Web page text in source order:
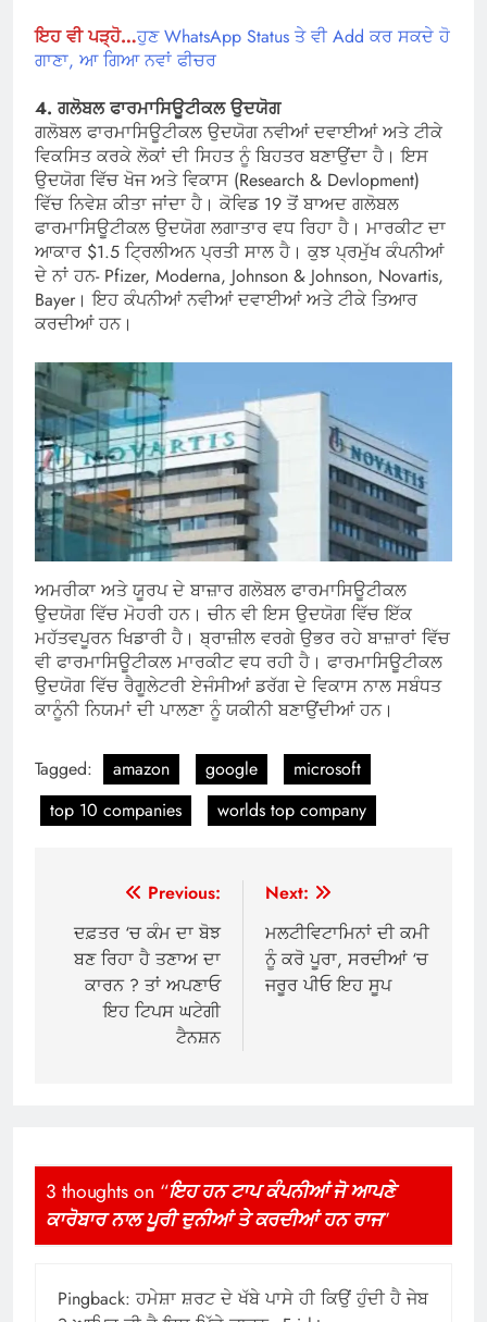
ਇਹ ਵੀ ਪੜ੍ਹੋ…ਹੁਣ WhatsApp Status ਤੇ ਵੀ Add ਕਰ ਸਕਦੇ ਹੋ
ਗਾਣਾ, ਆ ਗਿਆ ਨਵਾਂ ਫੀਚਰ
4. ਗਲੋਬਲ ਫਾਰਮਾਸਿਊਟੀਕਲ ਉਦਯੋਗ
ਗਲੋਬਲ ਫਾਰਮਾਸਿਊਟੀਕਲ ਉਦਯੋਗ ਨਵੀਆਂ ਦਵਾਈਆਂ ਅਤੇ ਟੀਕੇ
ਵਿਕਸਿਤ ਕਰਕੇ ਲੋਕਾਂ ਦੀ ਸਿਹਤ ਨੂੰ ਬਿਹਤਰ ਬਣਾਉਂਦਾ ਹੈ। ਇਸ
ਉਦਯੋਗ ਵਿੱਚ ਖੋਜ ਅਤੇ ਵਿਕਾਸ (Research & Devlopment)
ਵਿੱਚ ਨਿਵੇਸ਼ ਕੀਤਾ ਜਾਂਦਾ ਹੈ। ਕੋਵਿਡ 19 ਤੋਂ ਬਾਅਦ ਗਲੋਬਲ
ਫਾਰਮਾਸਿਊਟੀਕਲ ਉਦਯੋਗ ਲਗਾਤਾਰ ਵਧ ਰਿਹਾ ਹੈ। ਮਾਰਕੀਟ ਦਾ
ਆਕਾਰ $1.5 ਟ੍ਰਿਲੀਅਨ ਪ੍ਰਤੀ ਸਾਲ ਹੈ। ਕੁਝ ਪ੍ਰਮੁੱਖ ਕੰਪਨੀਆਂ
ਦੇ ਨਾਂ ਹਨ- Pfizer, Moderna, Johnson & Johnson, Novartis,
Bayer। ਇਹ ਕੰਪਨੀਆਂ ਨਵੀਆਂ ਦਵਾਈਆਂ ਅਤੇ ਟੀਕੇ ਤਿਆਰ
ਕਰਦੀਆਂ ਹਨ।
ਅਮਰੀਕਾ ਅਤੇ ਯੂਰਪ ਦੇ ਬਾਜ਼ਾਰ ਗਲੋਬਲ ਫਾਰਮਾਸਿਊਟੀਕਲ
ਉਦਯੋਗ ਵਿੱਚ ਮੋਹਰੀ ਹਨ। ਚੀਨ ਵੀ ਇਸ ਉਦਯੋਗ ਵਿੱਚ ਇੱਕ
ਮਹੱਤਵਪੂਰਨ ਖਿਡਾਰੀ ਹੈ। ਬ੍ਰਾਜ਼ੀਲ ਵਰਗੇ ਉਭਰ ਰਹੇ ਬਾਜ਼ਾਰਾਂ ਵਿੱਚ
ਵੀ ਫਾਰਮਾਸਿਊਟੀਕਲ ਮਾਰਕੀਟ ਵਧ ਰਹੀ ਹੈ। ਫਾਰਮਾਸਿਊਟੀਕਲ
ਉਦਯੋਗ ਵਿੱਚ ਰੈਗੂਲੇਟਰੀ ਏਜੰਸੀਆਂ ਡਰੱਗ ਦੇ ਵਿਕਾਸ ਨਾਲ ਸਬੰਧਤ
ਕਾਨੂੰਨੀ ਨਿਯਮਾਂ ਦੀ ਪਾਲਣਾ ਨੂੰ ਯਕੀਨੀ ਬਣਾਉਂਦੀਆਂ ਹਨ।
Tagged: amazon google
microsoft
top 10 companies
worlds top company
navigation
Previous:
ਦਫ਼ਤਰ ‘ਚ ਕੰਮ ਦਾ ਬੋਝ
ਬਣ ਰਿਹਾ ਹੈ ਤਣਾਅ ਦਾ
ਕਾਰਨ ? ਤਾਂ ਅਪਣਾਓ
ਇਹ ਟਿਪਸ ਘਟੇਗੀ
ਟੈਨਸ਼ਨ
Next:
ਮਲਟੀਵਿਟਾਮਿਨਾਂ ਦੀ ਕਮੀ
ਨੂੰ ਕਰੋ ਪੂਰਾ, ਸਰਦੀਆਂ ‘ਚ
ਜਰੂਰ ਪੀਓ ਇਹ ਸੂਪ
3 thoughts on “ਇਹ ਹਨ ਟਾਪ ਕੰਪਨੀਆਂ ਜੋ ਆਪਣੇ
ਕਾਰੋਬਾਰ ਨਾਲ ਪੂਰੀ ਦੁਨੀਆਂ ਤੇ ਕਰਦੀਆਂ ਹਨ ਰਾਜ”
Pingback: ਹਮੇਸ਼ਾ ਸ਼ਰਟ ਦੇ ਖੱਬੇ ਪਾਸੇ ਹੀ ਕਿਉਂ ਹੁੰਦੀ ਹੈ ਜੇਬ